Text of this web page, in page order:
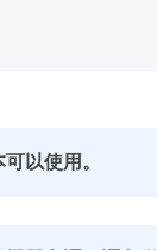
以使用。